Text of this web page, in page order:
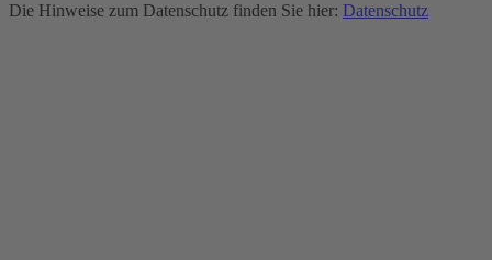
Die Hinweise zum Datenschutz finden Sie hier: Datenschutz